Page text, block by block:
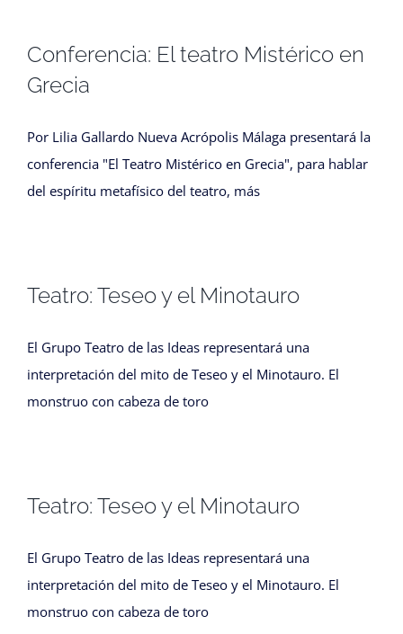
Conferencia: El teatro Mistérico en
Grecia
Por Lilia Gallardo Nueva Acrópolis Málaga presentará la
conferencia "El Teatro Mistérico en Grecia", para hablar
del espíritu metafísico del teatro, más
Teatro: Teseo y el Minotauro
El Grupo Teatro de las Ideas representará una
interpretación del mito de Teseo y el Minotauro. El
monstruo con cabeza de toro
Teatro: Teseo y el Minotauro
El Grupo Teatro de las Ideas representará una
interpretación del mito de Teseo y el Minotauro. El
monstruo con cabeza de toro